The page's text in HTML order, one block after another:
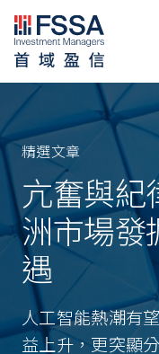
首域盈信
精選文章
亢奮與紀
洲市場發
遇
人工智能熱潮有
益上升，更突顯